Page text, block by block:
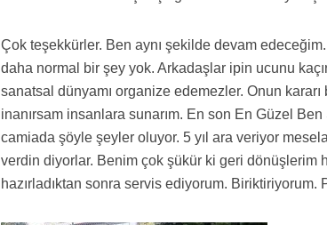
Çok teşekkürler. Ben aynı şekilde devam
daha normal bir şey yok. Arkadaşlar ipin ucunu
sanatsal dünyamı organize edemezler. Onun
inanırsam insanlara sunarım. En son En Güzel Ben
camiada şöyle şeyler oluyor. 5 yıl ara veriyor
verdin diyorlar. Benim çok şükür ki geri dönüşlerim
hazırladıktan sonra servis ediyorum. Biriktiriyorum.